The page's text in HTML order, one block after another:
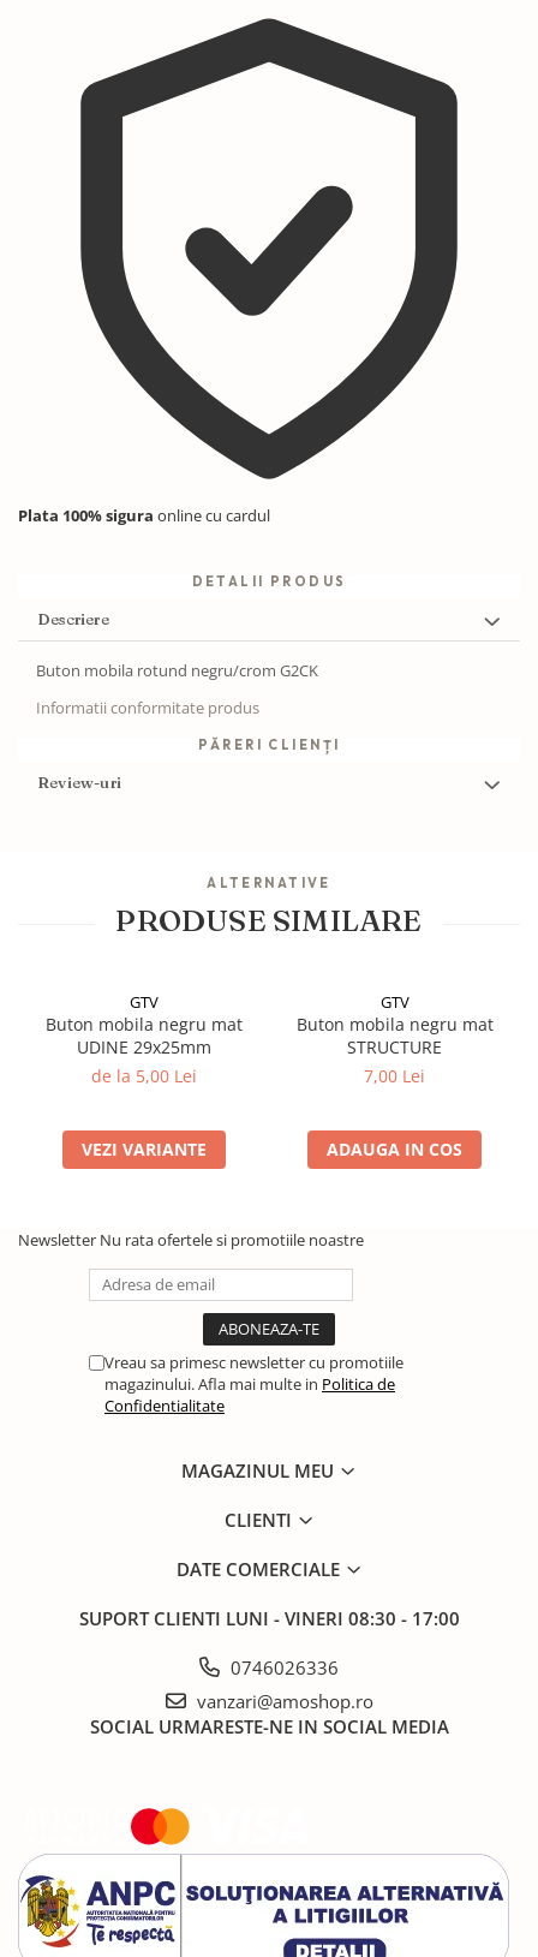
Plata 100% sigura online cu cardul
DETALII PRODUS
Descriere
Buton mobila rotund negru/crom G2CK
Informatii conformitate produs
PĂRERI CLIENȚI
Review-uri
ALTERNATIVE
PRODUSE SIMILARE
GTV
Buton mobila negru mat
UDINE 29x25mm
de la 5,00 Lei
VEZI VARIANTE
GTV
Buton mobila negru mat
STRUCTURE
7,00 Lei
ADAUGA IN COS
Newsletter Nu rata ofertele si promotiile noastre
Vreau sa primesc newsletter cu promotiile
magazinului. Afla mai multe in Politica de
Confidentialitate
MAGAZINUL MEU
CLIENTI
DATE COMERCIALE
SUPORT CLIENTI LUNI - VINERI 08:30 - 17:00
0746026336
vanzari@amoshop.ro
SOCIAL URMARESTE-NE IN SOCIAL MEDIA